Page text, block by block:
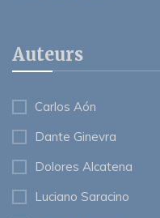
Auteurs
Carlos Aón
Dante Ginevra
Dolores Alcatena
Luciano Saracino